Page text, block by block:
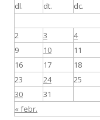
dl.
dt. dc.
« febr.
2
3 4
9
10 11
16
17 18
23
24 25
30
31